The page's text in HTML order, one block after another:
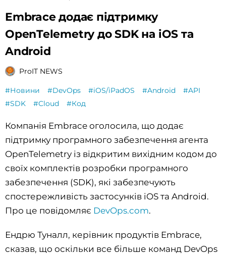
Embrace додає підтримку
OpenTelemetry до SDK на iOS та
Android
ProIT NEWS
#Новини #DevOps #iOS/iPadOS #Android
#API
#SDK
#Cloud #Код
Компанія Embrace оголосила, що додає
підтримку програмного забезпечення агента
OpenTelemetry із відкритим вихідним кодом до
своїх комплектів розробки програмного
забезпечення (SDK), які забезпечують
спостережливість застосунків iOS та Android.
Про це повідомляє DevOps.com.
Ендрю Туналл, керівник продуктів Embrace,
сказав, що оскільки все більше команд DevOps